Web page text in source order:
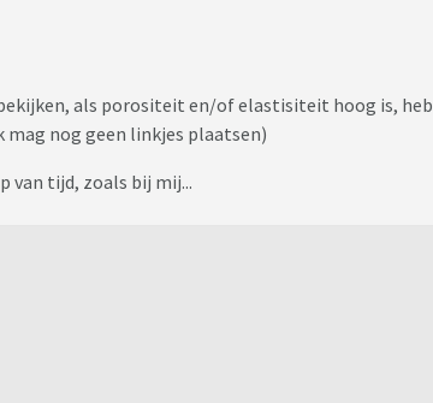
als porositeit en/of elastisiteit hoog is, heb
nog geen linkjes plaatsen)
van tijd, zoals bij mij...